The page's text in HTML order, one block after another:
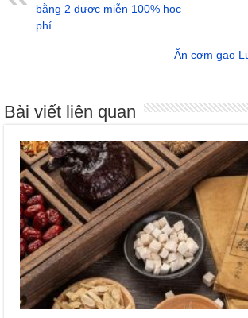
bằng 2 được miễn 100% học
phí
Ăn cơm gạo
Bài viết liên quan